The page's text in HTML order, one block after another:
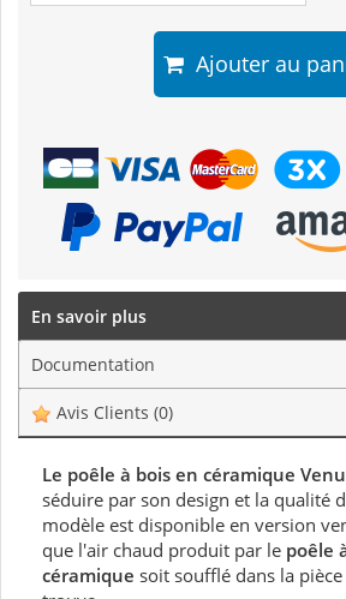
Ajouter au
En savoir plus
Documentation
Avis Clients (0)
Le poêle à bois en céramique
séduire par son design et la qualité
modèle est disponible en version
que l'air chaud produit par le poêle
céramique soit soufflé dans la